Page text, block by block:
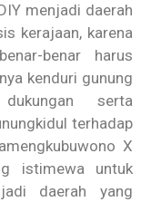
menjadi daerah
kerajaan, karena
benar harus
kenduri gunung
serta
terhadap
X
istimewa untuk
daerah yang